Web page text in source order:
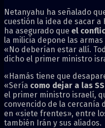
Netanyahu ha señalado
cuestión la idea de sacar a
ha asegurado que el
la milicia depone las
«No deberían estar allí.
dicho el primer ministro
«Hamás tiene que
«Sería como dejar a las
el primer ministro israelí,
convencido de la cercanía
en «siete frentes», entre
también Irán y sus aliados.